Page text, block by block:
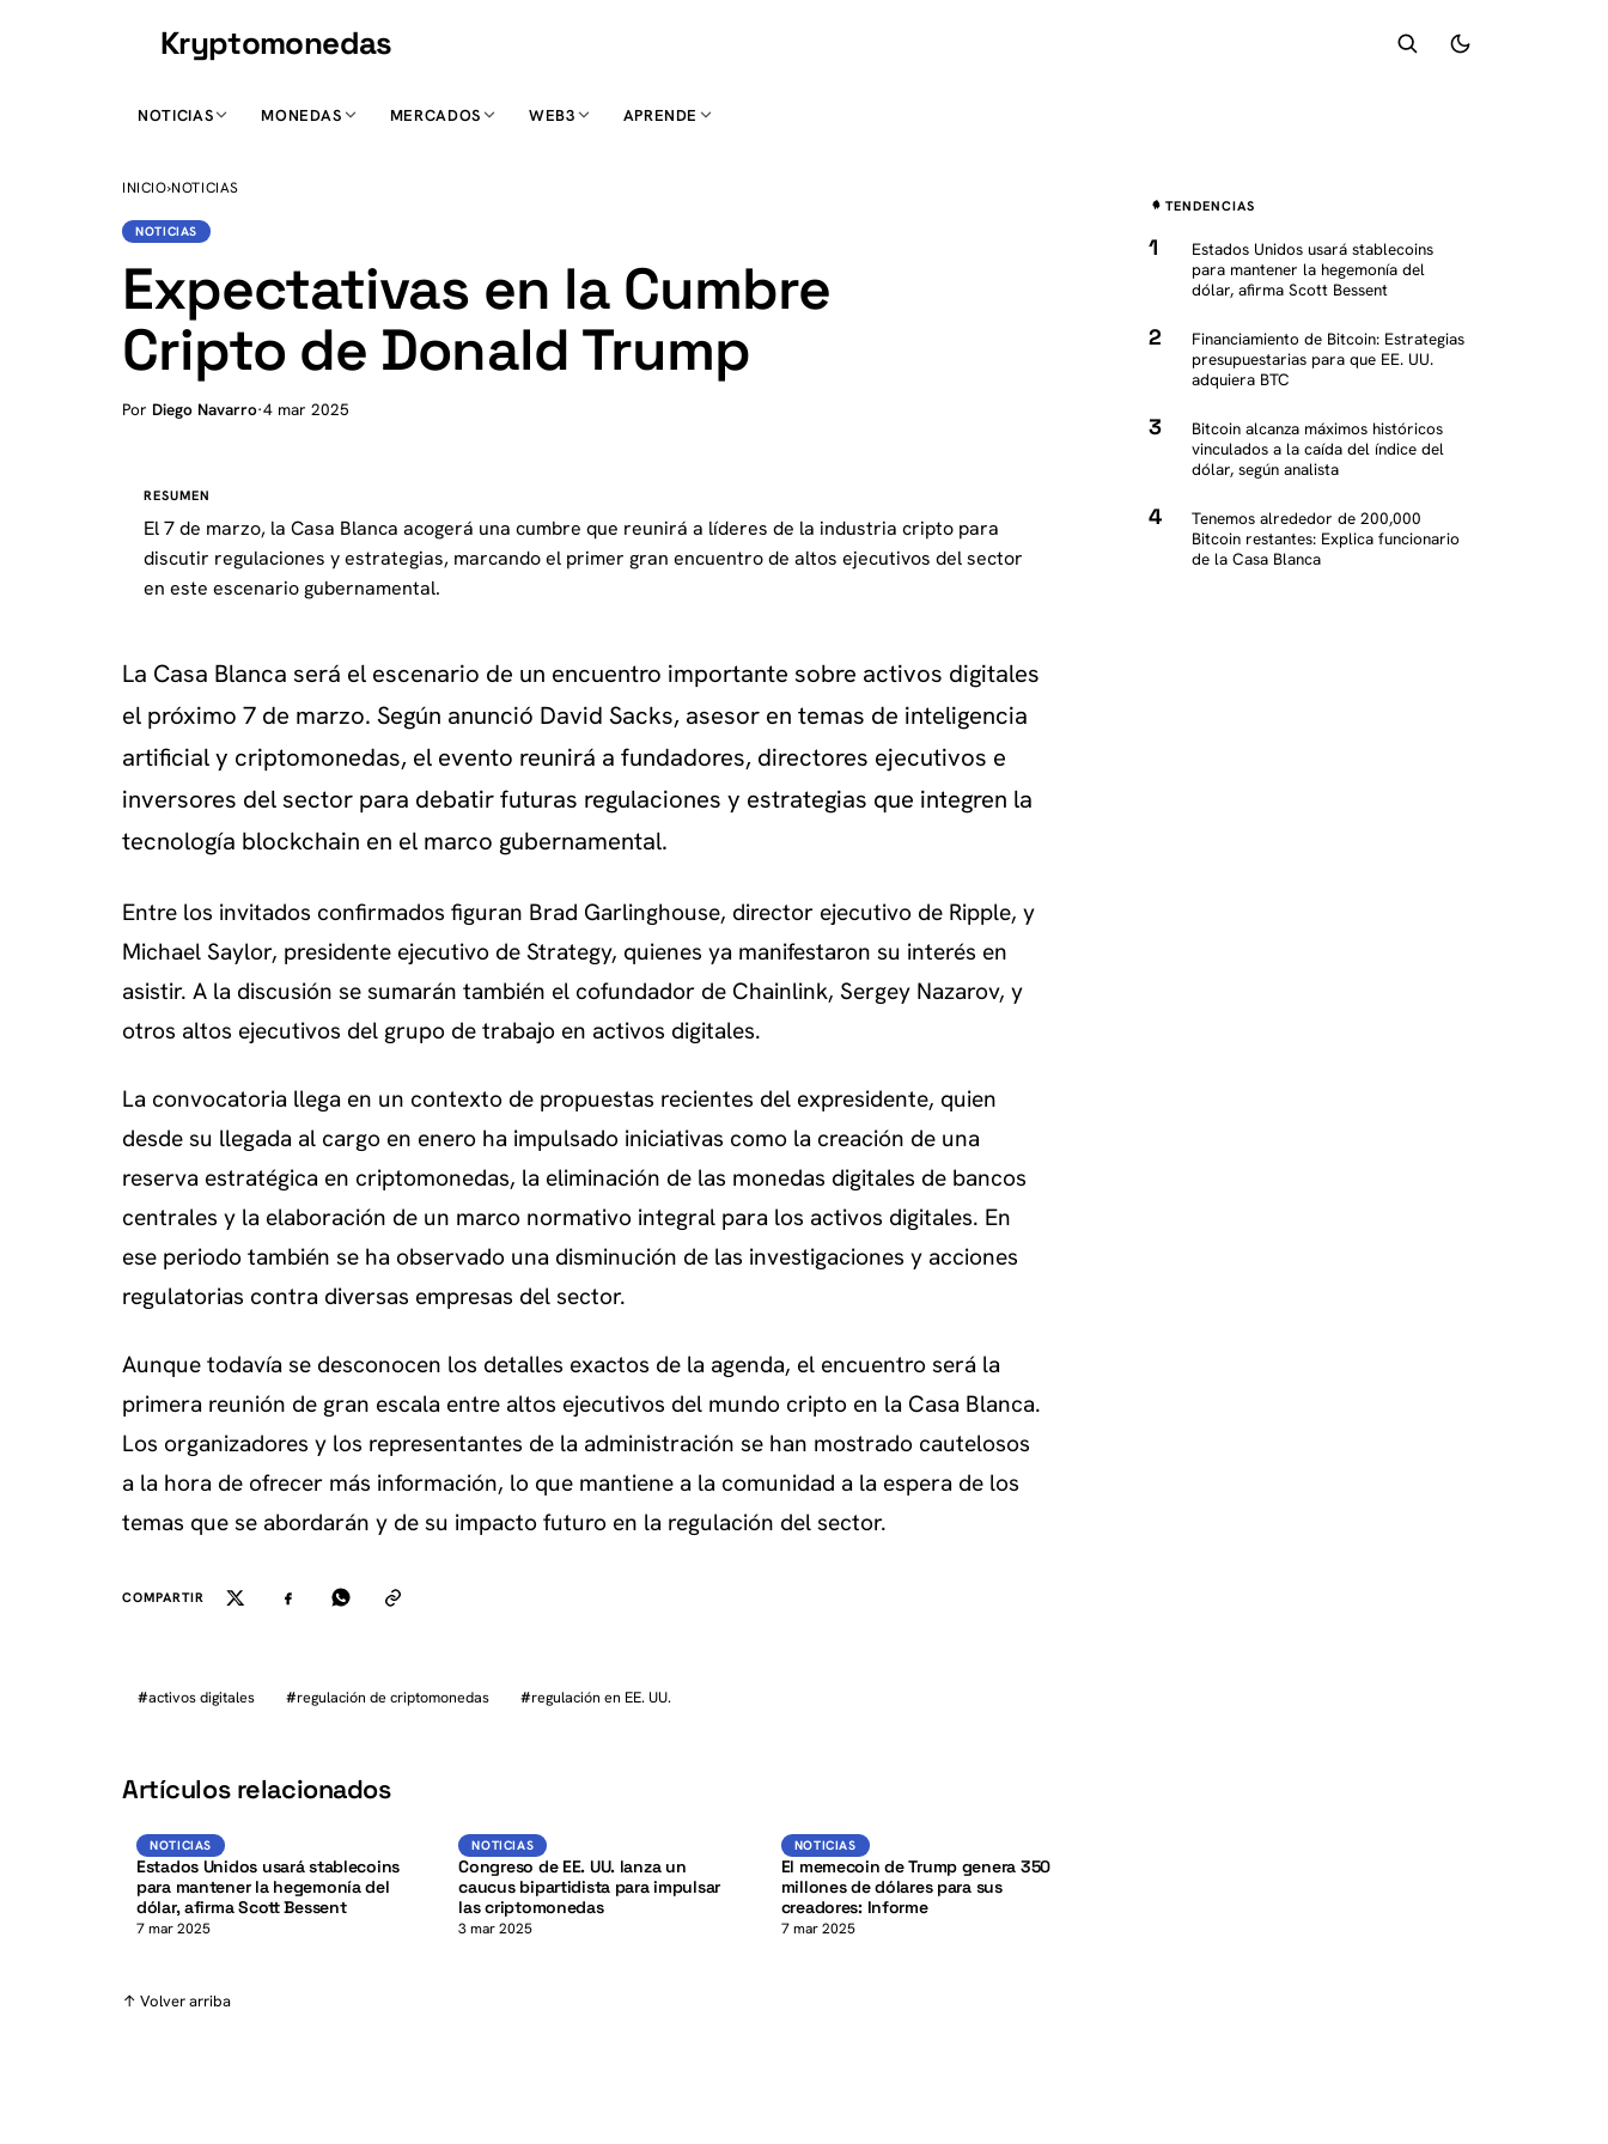
Kryptomonedas
NOTICIAS MONEDAS MERCADOS WEB3 APRENDE
INICIO›NOTICIAS
NOTICIAS
Expectativas en la Cumbre
Cripto de Donald Trump
Por Diego Navarro·4 mar 2025
RESUMEN
El 7 de marzo, la Casa Blanca acogerá una cumbre que reunirá a líderes de la industria cripto para
discutir regulaciones y estrategias, marcando el primer gran encuentro de altos ejecutivos del sector
en este escenario gubernamental.
La Casa Blanca será el escenario de un encuentro importante sobre activos digitales
el próximo 7 de marzo. Según anunció David Sacks, asesor en temas de inteligencia
artificial y criptomonedas, el evento reunirá a fundadores, directores ejecutivos e
inversores del sector para debatir futuras regulaciones y estrategias que integren la
tecnología blockchain en el marco gubernamental.
Entre los invitados confirmados figuran Brad Garlinghouse, director ejecutivo de Ripple, y
Michael Saylor, presidente ejecutivo de Strategy, quienes ya manifestaron su interés en
asistir. A la discusión se sumarán también el cofundador de Chainlink, Sergey Nazarov, y
otros altos ejecutivos del grupo de trabajo en activos digitales.
La convocatoria llega en un contexto de propuestas recientes del expresidente, quien
desde su llegada al cargo en enero ha impulsado iniciativas como la creación de una
reserva estratégica en criptomonedas, la eliminación de las monedas digitales de bancos
centrales y la elaboración de un marco normativo integral para los activos digitales. En
ese periodo también se ha observado una disminución de las investigaciones y acciones
regulatorias contra diversas empresas del sector.
Aunque todavía se desconocen los detalles exactos de la agenda, el encuentro será la
primera reunión de gran escala entre altos ejecutivos del mundo cripto en la Casa Blanca.
Los organizadores y los representantes de la administración se han mostrado cautelosos
a la hora de ofrecer más información, lo que mantiene a la comunidad a la espera de los
temas que se abordarán y de su impacto futuro en la regulación del sector.
COMPARTIR
#activos digitales #regulación de criptomonedas #regulación en EE. UU.
Artículos relacionados
NOTICIAS K
NOTICIAS
Estados Unidos usará stablecoins
para mantener la hegemonía del
dólar, afirma Scott Bessent
7 mar 2025
K
NOTICIAS
Congreso de EE. UU. lanza un
caucus bipartidista para impulsar
las criptomonedas
3 mar 2025
K
NOTICIAS
El memecoin de Trump genera 350
millones de dólares para sus
creadores: Informe
7 mar 2025
↑ Volver arriba
TENDENCIAS
Estados Unidos usará stablecoins
para mantener la hegemonía del
dólar, afirma Scott Bessent
Financiamiento de Bitcoin: Estrategias
presupuestarias para que EE. UU.
adquiera BTC
Bitcoin alcanza máximos históricos
vinculados a la caída del índice del
dólar, según analista
Tenemos alrededor de 200,000
Bitcoin restantes: Explica funcionario
de la Casa Blanca